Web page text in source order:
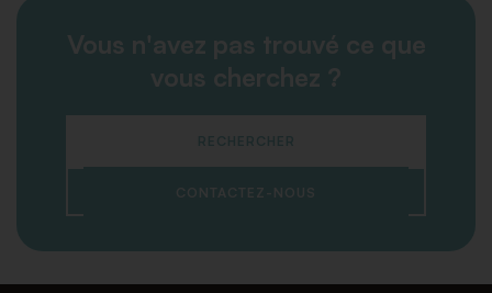
Vous n'avez pas trouvé ce que
vous cherchez ?
RECHERCHER
CONTACTEZ-NOUS